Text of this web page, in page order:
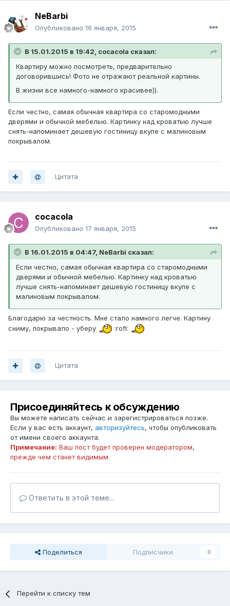
NeBarbi
Опубликовано 16 января, 2015
В 15.01.2015 в 19:42, cocacola сказал:
Квартиру можно посмотреть, предварительно
договорившись! Фото не отражают реальной картины.
В жизни все намного-намного красивее)).
Если честно, самая обычная квартира со старомодными
дверями и обычной мебелью. Картинку над кроватью лучше
снять-напоминает дешевую гостиницу вкупе с малиновым
покрывалом.
Цитата
cocacola
Опубликовано 17 января, 2015
В 16.01.2015 в 04:47, NeBarbi сказал:
Если честно, самая обычная квартира со старомодными
дверями и обычной мебелью. Картинку над кроватью
лучше снять-напоминает дешевую гостиницу вкупе с
малиновым покрывалом.
Благодарю за честность. Мне стало намного легче. Картину
сниму, покрывало - уберу
:rofl:
Цитата
Присоединяйтесь к обсуждению
Вы можете написать сейчас и зарегистрироваться позже.
Если у вас есть аккаунт, авторизуйтесь, чтобы опубликовать
от имени своего аккаунта.
Примечание: Ваш пост будет проверен модератором,
прежде чем станет видимым.
Ответить в этой теме...
Поделиться Подписчики 0
Перейти к списку тем